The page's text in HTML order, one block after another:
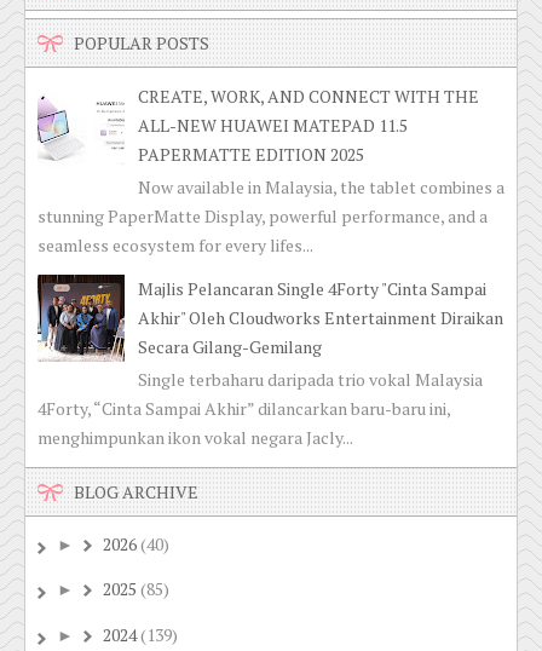
POPULAR POSTS
CREATE, WORK, AND CONNECT WITH THE
ALL-NEW HUAWEI MATEPAD 11.5
PAPERMATTE EDITION 2025
Now available in Malaysia, the tablet combines a
stunning PaperMatte Display, powerful performance, and a
seamless ecosystem for every lifes...
Majlis Pelancaran Single 4Forty "Cinta Sampai
Akhir" Oleh Cloudworks Entertainment Diraikan
Secara Gilang-Gemilang
Single terbaharu daripada trio vokal Malaysia
4Forty, “Cinta Sampai Akhir” dilancarkan baru-baru ini,
menghimpunkan ikon vokal negara Jacly...
BLOG ARCHIVE
► 2026(40)
► 2025 (85)
► 2024(139)